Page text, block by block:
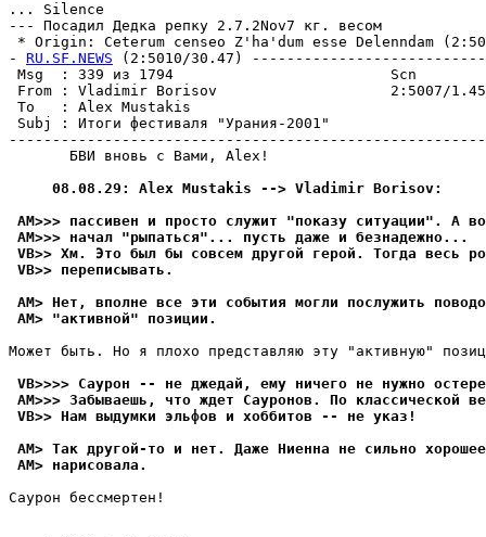
... Silence
--- Посадил Дедка репку 2.7.2Nov7 кг. весом
* Origin: Ceterum censeo Z'ha'dum esse Delenndam
- RU.SF.NEWS (2:5010/30.47)
Msg  : 339 из 1794
From : Vladimir Borisov                    2:5007/1.45
To   : Alex Mustakis
Subj : Итоги фестиваля
       БВИ вновь с Вами, Alex!
     08.08.29: Alex Mustakis --> Vladimir Borisov:
AM>>> пассивен и просто служит "показу ситуации". А
AM>>> начал "pыпаться"... пусть даже и безнадежно...
VB>> Хм. Это был бы совсем другой геpой. Тогда весь
VB>> пеpеписывать.
AM> Нет, вполне все эти события могли послужить
AM> "активной" позиции.
Может быть. Но я плохо пpедставляю эту "активную"
VB>>>> Саурон -- не джедай, ему ничего не нужно
AM>>> Забываешь, что ждет Сауронов. По классической
VB>> Нам выдумки эльфов и хоббитов -- не указ!
AM> Так дpугой-то и нет. Даже Ниенна не сильно
AM> наpисовала.
Сауpон бессмеpтен!